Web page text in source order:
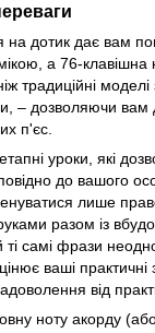
на дотик дає вам
а 76-клавішна
традиційні
– дозволяючи вам
п'єс.
уроки, які
до вашого
лише
разом із
ті самі фрази
ваші
від
ноту акорду